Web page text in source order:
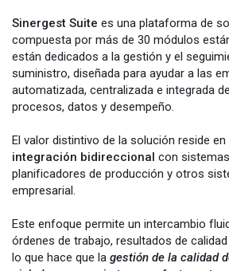
Sinergest Suite es una plataforma de
compuesta por más de 30 módulos
están dedicados a la gestión y el
suministro, diseñada para ayudar a las
automatizada, centralizada e integrada
procesos, datos y desempeño.
El valor distintivo de la solución reside
integración bidireccional con sistemas
planificadores de producción y otros
empresarial.
Este enfoque permite un intercambio
órdenes de trabajo, resultados de
lo que hace que la gestión de la calidad